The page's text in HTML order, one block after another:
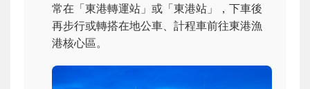
常在「東港轉運站」或「東港站」，下車後
再步行或轉搭在地公車、計程車前往東港漁
港核心區。